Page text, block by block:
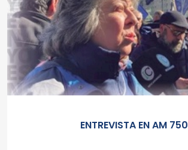
ENTREVISTA EN AM 750